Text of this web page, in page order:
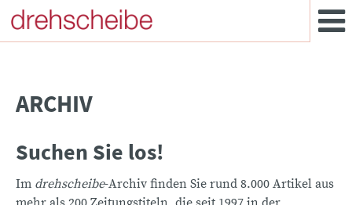
ARCHIV
Suchen Sie los!
Im drehscheibe-Archiv finden Sie rund 8.000 Artikel aus